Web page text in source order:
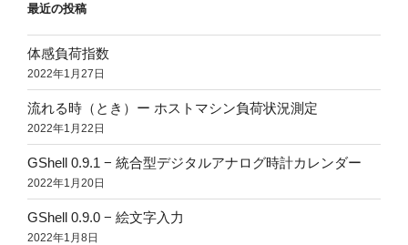
最近の投稿
体感負荷指数
2022年1月27日
流れる時（とき）ー ホストマシン負荷状況測定
2022年1月22日
GShell 0.9.1 − 統合型デジタルアナログ時計カレンダー
2022年1月20日
GShell 0.9.0 − 絵文字入力
2022年1月8日